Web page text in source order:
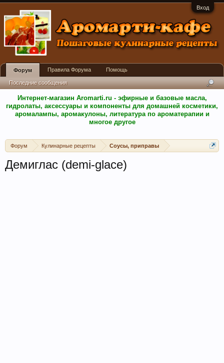
Вход
Интернет-магазин Aromarti.ru - эфирные и базовые масла,
гидролаты, аксессуары и компоненты для домашней косметики,
аромалампы, аромакулоны, литература по ароматерапии и
многое другое
Форум Кулинарные рецепты Соусы, приправы
Демиглас (demi-glace)
Форум
Последние сообщения
Правила Форума Помощь